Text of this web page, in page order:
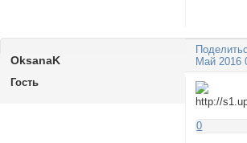
Май 2016
OksanaK
Гость
0